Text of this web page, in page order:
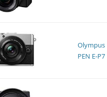
Olympus
PEN E-P7